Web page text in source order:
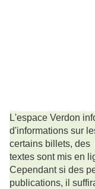
L'espace Verdon
d'informations sur
certains billets,
textes sont mis en
Cependant si des
publications, il